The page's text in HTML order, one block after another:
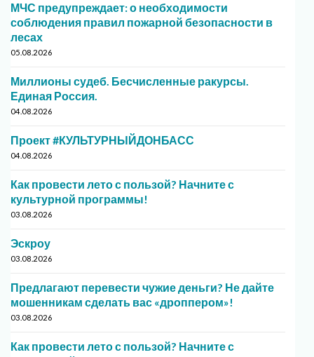
МЧС предупреждает: о необходимости
соблюдения правил пожарной безопасности в
лесах
05.08.2026
Миллионы судеб. Бесчисленные ракурсы.
Единая Россия.
04.08.2026
Проект #КУЛЬТУРНЫЙДОНБАСС
04.08.2026
Как провести лето с пользой? Начните с
культурной программы!
03.08.2026
Эскроу
03.08.2026
Предлагают перевести чужие деньги? Не дайте
мошенникам сделать вас «дроппером»!
03.08.2026
Как провести лето с пользой? Начните с